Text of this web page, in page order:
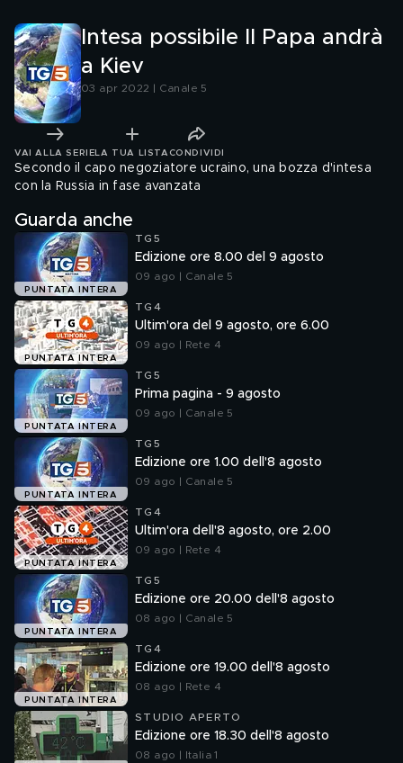
Intesa possibile Il Papa andrà
a Kiev
03 apr 2022 | Canale 5
VAI ALLA SERIE LA TUA LISTA CONDIVIDI
Secondo il capo negoziatore ucraino, una bozza d'intesa
con la Russia in fase avanzata
Guarda anche
PUNTATA INTERA
TG5
Edizione ore 8.00 del 9 agosto
09 ago | Canale 5
PUNTATA INTERA
TG4
Ultim'ora del 9 agosto, ore 6.00
09 ago | Rete 4
PUNTATA INTERA
TG5
Prima pagina - 9 agosto
09 ago | Canale 5
PUNTATA INTERA
TG5
Edizione ore 1.00 dell'8 agosto
09 ago | Canale 5
PUNTATA INTERA
TG4
Ultim'ora dell'8 agosto, ore 2.00
09 ago | Rete 4
PUNTATA INTERA
TG5
Edizione ore 20.00 dell'8 agosto
08 ago | Canale 5
PUNTATA INTERA
TG4
Edizione ore 19.00 dell'8 agosto
08 ago | Rete 4
STUDIO APERTO
Edizione ore 18.30 dell'8 agosto
08 ago | Italia 1